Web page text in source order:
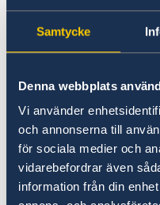
Samtycke
Denna webbplats
Vi använder
och annonserna till
för sociala medier och
vidarebefordrar även
information från din
Going to Sweden?
Visiting Sweden
Working in Sweden
Moving to someone in
Apply for a residence
Moving to
Sweden
No local information
Please contact the
any local conditions.
found at the bottom